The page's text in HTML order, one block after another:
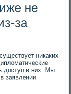
не
за
никаких
доступ в них. Мы
заявлении